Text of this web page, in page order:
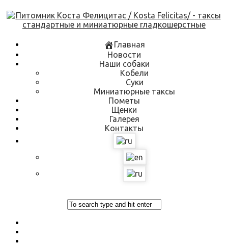
Skip
to
content
Главная
Новости
Наши собаки
Кобели
Суки
Миниатюрные таксы
Пометы
Щенки
Галерея
Контакты